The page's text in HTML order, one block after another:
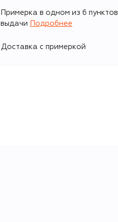
Примерка в одном из 6 пунктов
выдачи
Подробнее
Доставка с примеркой